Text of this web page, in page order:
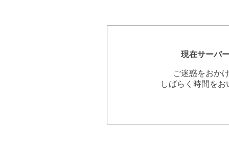
現在サーバ
ご迷惑をおか
しばらく時間を